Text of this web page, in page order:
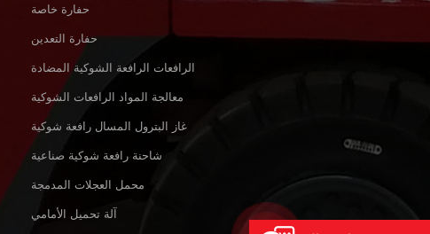
حفارة خاصة
حفارة التعدين
الرافعات الرافعة الشوكية المضادة
معالجة المواد الرافعات الشوكية
غاز البترول المسال رافعة شوكية
شاحنة رافعة شوكية صناعية
محمل العجلات المدمجة
آلة تحميل الأمامي